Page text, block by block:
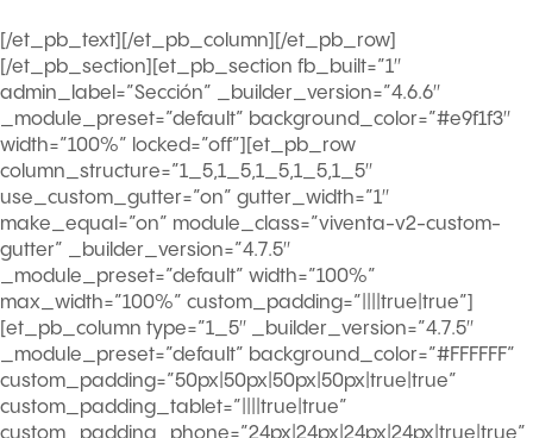
[/et_pb_text][/et_pb_column][/et_pb_row]
[/et_pb_section][et_pb_section fb_built=”1″
admin_label=”Sección” _builder_version=”4.6.6″
_module_preset=”default” background_color=”#e9f1f3″
width=”100%” locked=”off”][et_pb_row
column_structure=”1_5,1_5,1_5,1_5,1_5″
use_custom_gutter=”on” gutter_width=”1″
make_equal=”on” module_class=”viventa-v2-custom-
gutter” _builder_version=”4.7.5″
_module_preset=”default” width=”100%”
max_width=”100%” custom_padding=”||||true|true”]
[et_pb_column type=”1_5″ _builder_version=”4.7.5″
_module_preset=”default” background_color=”#FFFFFF”
custom_padding=”50px|50px|50px|50px|true|true”
custom_padding_tablet=”||||true|true”
custom_padding_phone=”24px|24px|24px|24px|true|true”